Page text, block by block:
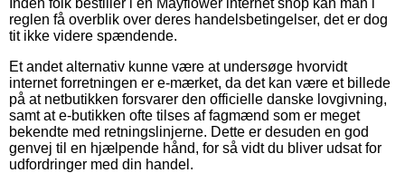
reglen få overblik over deres handelsbetingelser, det er dog
tit ikke videre spændende.
Et andet alternativ kunne være at undersøge hvorvidt
internet forretningen er e-mærket, da det kan være et billede
på at netbutikken forsvarer den officielle danske lovgivning,
samt at e-butikken ofte tilses af fagmænd som er meget
bekendte med retningslinjerne. Dette er desuden en god
genvej til en hjælpende hånd, for så vidt du bliver udsat for
udfordringer med din handel.